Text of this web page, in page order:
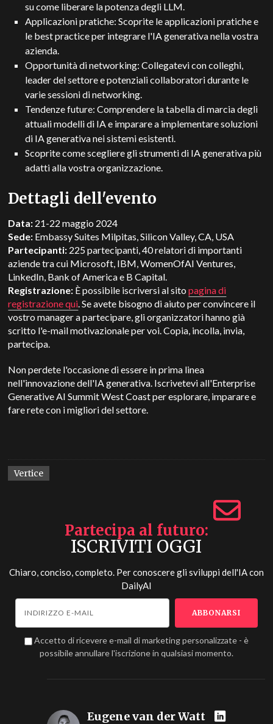
su come liberare la potenza degli LLM.
Applicazioni pratiche: Scoprite le applicazioni pratiche e
le best practice per integrare l'IA generativa nella vostra
azienda.
Opportunità di networking: Collegatevi con colleghi,
leader del settore e potenziali collaboratori durante le
varie sessioni di networking.
Tendenze future: Comprendere la tabella di marcia degli
attuali modelli di IA e imparare a implementare soluzioni
di IA generativa nei sistemi esistenti.
Scoprite come scegliere gli strumenti di IA generativa più
adatti alla vostra organizzazione.
Dettagli dell'evento
Data: 21-22 maggio 2024
Sede: Embassy Suites Milpitas, Silicon Valley, CA, USA
Partecipanti: 225 partecipanti, 40 relatori di importanti
aziende tra cui Microsoft, IBM, WomenOfAI Ventures,
LinkedIn, Bank of America e B Capital.
Registrazione: È possibile iscriversi al sitopagina di
registrazione qui. Se avete bisogno di aiuto per convincere il
vostro manager a partecipare, gli organizzatori hanno già
scritto l'e-mail motivazionale per voi. Copia, incolla, invia,
partecipa.
Non perdete l'occasione di essere in prima linea
nell'innovazione dell'IA generativa. Iscrivetevi all'Enterprise
Generative AI Summit West Coast per esplorare, imparare e
fare rete con i migliori del settore.
Vertice
Partecipa al futuro
ISCRIVITI OGGI
Chiaro, conciso, completo. Per conoscere gli sviluppi dell'IA con
DailyAI
Accetto di ricevere e-mail di marketing personalizzate - è
possibile annullare l'iscrizione in qualsiasi momento.
Eugene van der Watt